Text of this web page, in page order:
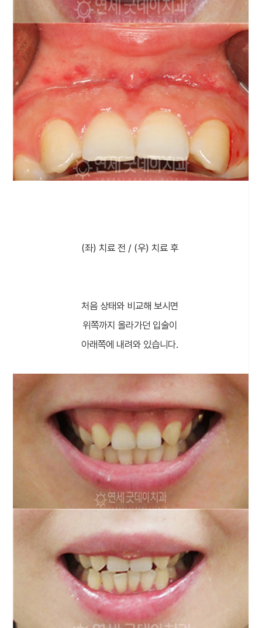
(좌) 치료 전 / (우) 치료 후
처음 상태와 비교해 보시면
위쪽까지 올라가던 입술이
아래쪽에 내려와 있습니다.